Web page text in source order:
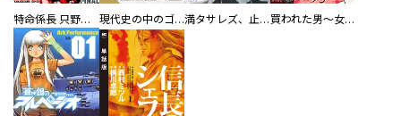
特命係長 只野仁ファイナル 愛蔵版 現代史の中のゴルゴ13 満タサレズ、止メラレズ 買われた男～女性限定快感セラピスト～【描き下ろしおまけ付き特装版】